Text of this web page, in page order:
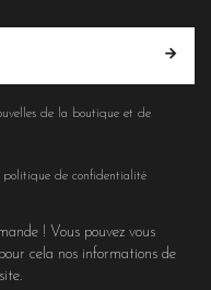
de la boutique et de
politique de confidentialité
! Vous pouvez vous
cela nos informations de